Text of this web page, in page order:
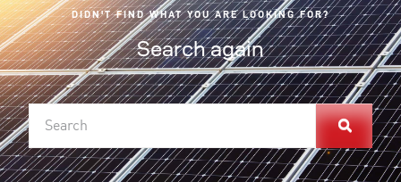
DIDN'T FIND WHAT YOU ARE LOOKING FOR?
Search again